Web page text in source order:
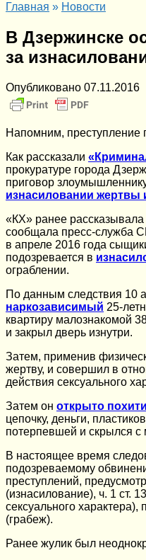
Главная » Новости
В Дзержинске
за
Опубликовано 07.11.2016
Напомним, преступление
Как рассказали
прокуратуре города
приговор
изнасиловании жертвы
«КХ» ранее
сообщала пресс-служба
в апреле 2016 года
подозревается в
ограблении.
По данным следствия 10
наркозависимый 25-
квартиру малознакомой
и закрыл дверь изнутри.
Затем, применив
жертву, и совершил в
действия сексуального
Затем он открыто
цепочку, деньги,
потерпевшей и скрылся с
В настоящее время
подозреваемому
преступлений,
(изнасилование), ч. 1 ст.
сексуального
(грабеж).
Ранее жулик был